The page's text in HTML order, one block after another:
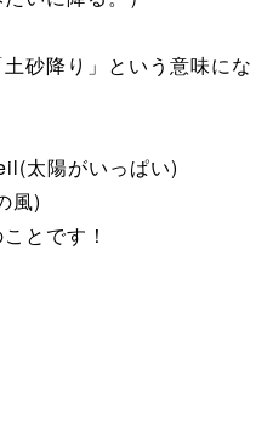
砂降り」という意味にな
太陽がいっぱい)
風)
とです！